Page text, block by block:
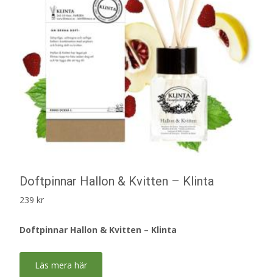
Doftpinnar Hallon & Kvitten – Klinta
239 kr
Doftpinnar Hallon & Kvitten – Klinta
Läs mera här